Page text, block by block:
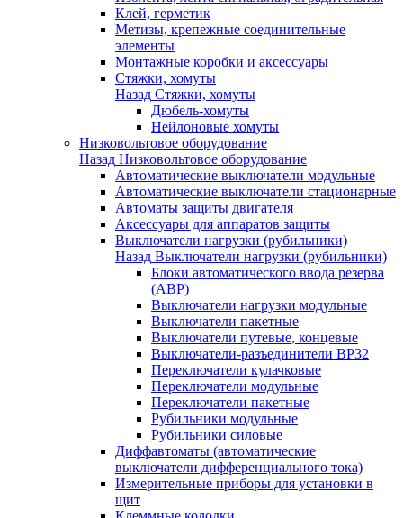
Клей, герметик
Метизы, крепежные соединительные
элементы
Монтажные коробки и аксессуары
Стяжки, хомуты
Назад Стяжки, хомуты
Дюбель-хомуты
Нейлоновые хомуты
Низковольтовое оборудование
Назад Низковольтовое оборудование
Автоматические выключатели модульные
Автоматические выключатели стационарные
Автоматы защиты двигателя
Аксессуары для аппаратов защиты
Выключатели нагрузки (рубильники)
Назад Выключатели нагрузки (рубильники)
Блоки автоматического ввода резерва
(АВР)
Выключатели нагрузки модульные
Выключатели пакетные
Выключатели путевые, концевые
Выключатели-разъединители ВР32
Переключатели кулачковые
Переключатели модульные
Переключатели пакетные
Рубильники модульные
Рубильники силовые
Диффавтоматы (автоматические
выключатели дифференциального тока)
Измерительные приборы для установки в
щит